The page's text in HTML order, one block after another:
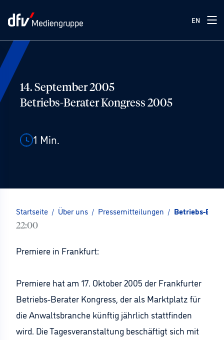
EN
14. September 2005
Betriebs-Berater Kongress 2005
1 Min.
Startseite / Über uns / Pressemitteilungen / Betriebs-
22:00
Premiere in Frankfurt:
Premiere hat am 17. Oktober 2005 der Frankfurter
Betriebs-Berater Kongress, der als Marktplatz für
die Anwaltsbranche künftig jährlich stattfinden
wird. Die Tagesveranstaltung beschäftigt sich mit